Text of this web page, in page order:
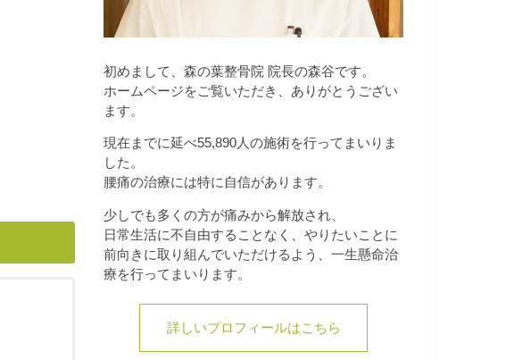
初めまして、森の葉整骨院 院長の森谷です。
ホームページをご覧いただき、ありがとうござい
ます。
現在までに延べ55,890人の施術を行ってまいりま
した。
腰痛の治療には特に自信があります。
少しでも多くの方が痛みから解放され、
日常生活に不自由することなく、やりたいことに
前向きに取り組んでいただけるよう、一生懸命治
療を行ってまいります。
詳しいプロフィールはこちら